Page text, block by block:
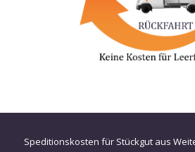
Speditionskosten für Stückgut aus